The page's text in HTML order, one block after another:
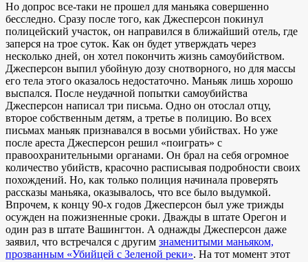
Но допрос все-таки не прошел для маньяка совершенно
бесследно. Сразу после того, как Джесперсон покинул
полицейский участок, он направился в ближайший отель, где
заперся на трое суток. Как он будет утверждать через
несколько дней, он хотел покончить жизнь самоубийством.
Джесперсон выпил убойную дозу снотворного, но для массы
его тела этого оказалось недостаточно. Маньяк лишь хорошо
выспался. После неудачной попытки самоубийства
Джесперсон написал три письма. Одно он отослал отцу,
второе собственным детям, а третье в полицию. Во всех
письмах маньяк признавался в восьми убийствах. Но уже
после ареста Джесперсон решил «поиграть» с
правоохранительными органами. Он брал на себя огромное
количество убийств, красочно расписывая подробности своих
похождений. Но, как только полиция начинала проверять
рассказы маньяка, оказывалось, что все было выдумкой.
Впрочем, к концу 90-х годов Джесперсон был уже трижды
осужден на пожизненные сроки. Дважды в штате Орегон и
один раз в штате Вашингтон. А однажды Джесперсон даже
заявил, что встречался с другим знаменитыми маньяком,
прозванным «Убийцей с Зеленой реки». На тот момент этот